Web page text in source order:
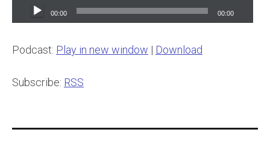
Audio
Player
00:00 00:00
Podcast: Play in new window | Download
Subscribe: RSS